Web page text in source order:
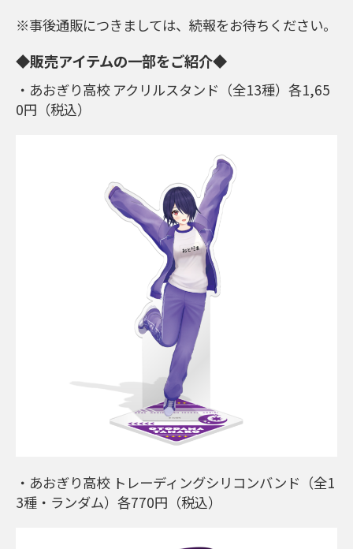
※事後通販につきましては、続報をお待ちください。
◆販売アイテムの一部をご紹介◆
・あおぎり高校 アクリルスタンド（全13種）各1,65
0円（税込）
・あおぎり高校 トレーディングシリコンバンド（全1
3種・ランダム）各770円（税込）